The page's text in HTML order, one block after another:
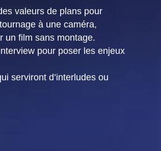
valeurs de plans pour
à une caméra,
un film sans montage.
pour poser les enjeux
serviront d’interludes ou